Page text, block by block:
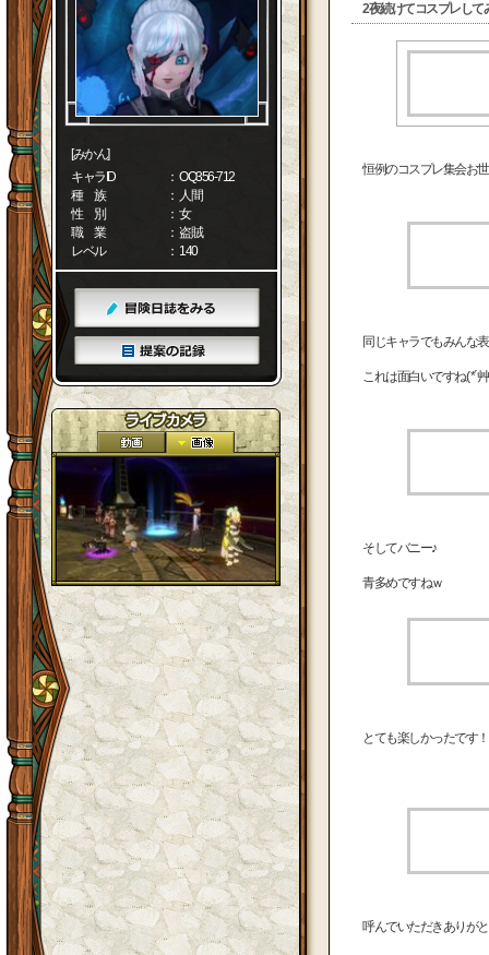
[みかん]
キャラID
： OQ356-712
種 族
： 人間
性 別
： 女
職 業
： 盗賊
レベル
： 140
2夜続けてコスプレして
恒例のコスプレ集会お
同じキャラでもみんな
これは面白いですね( *´
そしてバニー♪
青多めですねｗ
とても楽しかったです！
呼んでいただきありが